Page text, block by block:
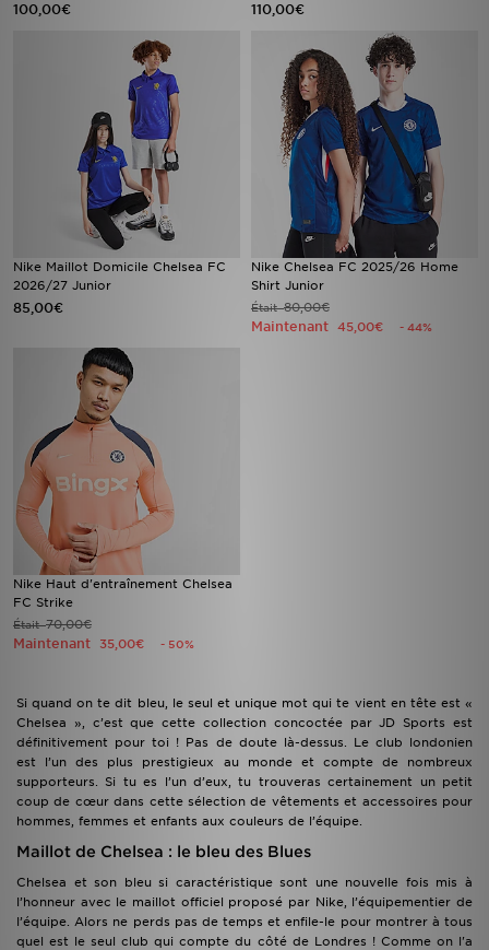
100,00€ 110,00€
Nike Maillot Domicile Chelsea FC
2026/27 Junior
85,00€
Nike Chelsea FC 2025/26 Home
Shirt Junior
Était80,00€
Maintenant 45,00€ - 44%
Nike Haut d'entraînement Chelsea
FC Strike
Était70,00€
Maintenant 35,00€ - 50%
Si quand on te dit bleu, le seul et unique mot qui te vient en tête est «
Chelsea », c’est que cette collection concoctée par JD Sports est
définitivement pour toi ! Pas de doute là-dessus. Le club londonien
est l’un des plus prestigieux au monde et compte de nombreux
supporteurs. Si tu es l’un d’eux, tu trouveras certainement un petit
coup de cœur dans cette sélection de vêtements et accessoires pour
hommes, femmes et enfants aux couleurs de l’équipe.
Maillot de Chelsea : le bleu des Blues
Chelsea et son bleu si caractéristique sont une nouvelle fois mis à
l’honneur avec le maillot officiel proposé par Nike, l’équipementier de
l’équipe. Alors ne perds pas de temps et enfile-le pour montrer à tous
quel est le seul club qui compte du côté de Londres ! Comme on l'a